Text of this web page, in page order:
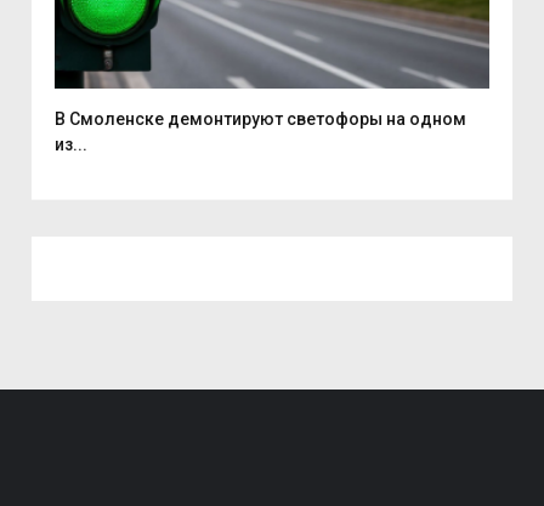
В Смоленске демонтируют светофоры на одном
из...